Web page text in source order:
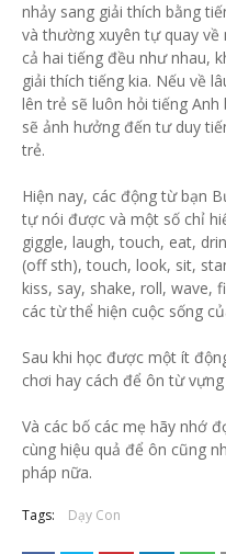
nhảy sang giải thích bằng
và thường xuyên tự quay
cả hai tiếng đều như nhau,
giải thích tiếng kia. Nếu về
lên trẻ sẽ luôn hỏi tiếng
sẽ ảnh hưởng đến tư duy
trẻ.
Hiện nay, các động từ bạn
tự nói được và một số chỉ
giggle, laugh, touch, eat,
(off sth), touch, look, sit,
kiss, say, shake, roll, wave,
các từ thể hiện cuộc sống
Sau khi học được một ít
chơi hay cách để ôn từ
Và các bố các mẹ hãy nhớ
cùng hiệu quả để ôn cũng
pháp nữa.
Tags: Dạy Con